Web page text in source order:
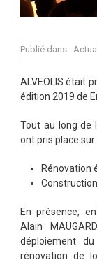
Publié dans :
ALVEOLIS était
édition 2019 de
Tout au long de
ont pris place
Rénovation
En présence,
Alain
déploiement
rénovation de